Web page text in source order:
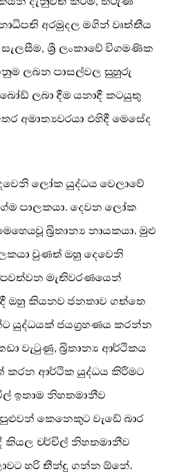
අරමුදල මගින් වෘත්තීය
ශ්‍රී ලංකාවේ විගමණික
ලබන පාසල්වල සුහුරු
ලබා දීම යනාදී කටයුතු
අමාත්‍යවරයා එහිදී මෙසේද
ලෝක යුද්ධය වෙලාවේ
පාලකයා. දෙවන ලෝක
බ්‍රිතාන්‍ය නායකයා. මුළු
වුණත් ඔහු දෙවෙනි
මැතිවරණයෙන්
ඔහු කියනව ජනතාව ගත්තෙ
යුද්ධයක් ජයග්‍රහණය කරන්න
වැටුණු, බ්‍රිතාන්‍ය ආර්ථිකය
කරන ආර්ථික යුද්ධය කිරීමට
ඉතාම නිහතමානීව
කෙනෙකුට වැඩේ බාර
කියල චර්චිල් නිහතමානීව
හරි තීන්දු ගන්න ඕනේ.